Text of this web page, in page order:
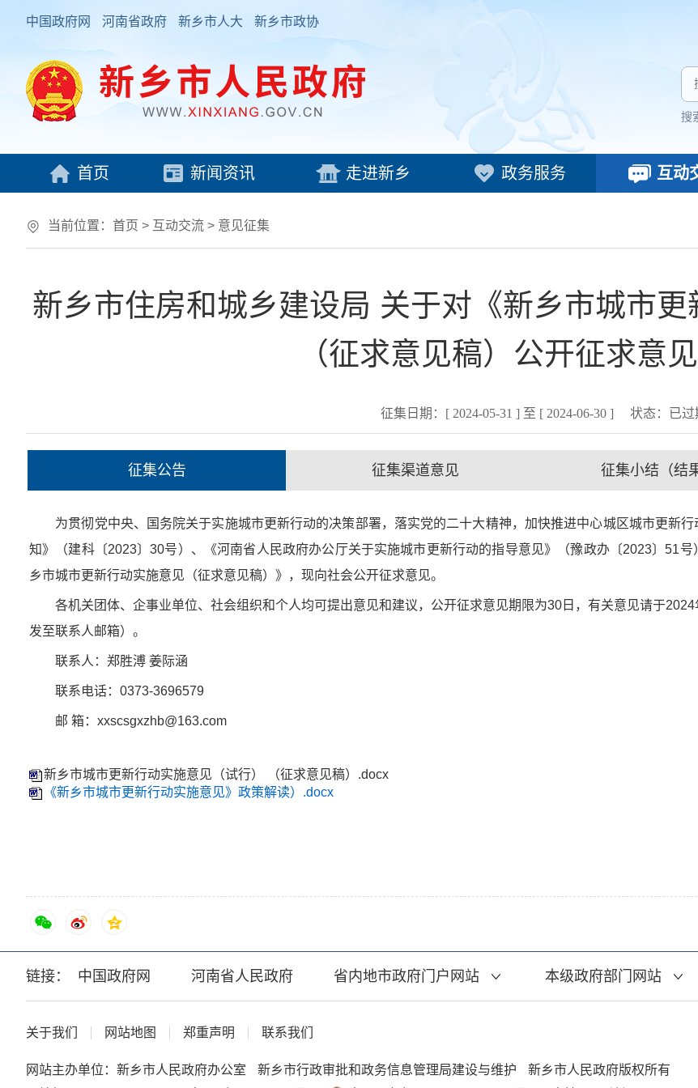
中国政府网 河南省政府 新乡市人大 新乡市政协
搜
首页 新闻资讯 走进新乡 政务服务 互动
当前位置： 首页 > 互动交流 > 意见征集
新乡市住房和城乡建设局 关于对《新乡市城市更
（征求意见稿）公开征求意
征集日期：[ 2024-05-31 ] 至 [ 2024-06-30 ] 状态： 已过
征集公告 征集渠道意见 征集小结（结
为贯彻党中央、国务院关于实施城市更新行动的决策部署，落实党的二十大精神，加快推进中心城区城市更新行
知》（建科〔2023〕30号）、《河南省人民政府办公厅关于实施城市更新行动的指导意见》（豫政办〔2023〕51
乡市城市更新行动实施意见（征求意见稿）》，现向社会公开征求意见。
各机关团体、企事业单位、社会组织和个人均可提出意见和建议，公开征求意见期限为30日，有关意见请于
发至联系人邮箱）。
联系人：郑胜溥 姜际涵
联系电话：0373-3696579
邮 箱： xxscsgxzhb@163.com
新乡市城市更新行动实施意见（试行） （征求意见稿）.docx
《新乡市城市更新行动实施意见》政策解读）.docx
链接： 中国政府网 河南省人民政府 省内地市政府门户网站 本级政府部门网站
关于我们 网站地图 郑重声明 联系我们
网站主办单位：新乡市人民政府办公室 新乡市行政审批和政务信息管理局建设与维护
新乡市人民政府版权所有